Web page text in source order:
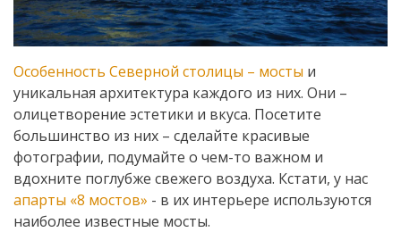
Особенность Северной столицы – мосты и
уникальная архитектура каждого из них. Они –
олицетворение эстетики и вкуса. Посетите
большинство из них – сделайте красивые
фотографии, подумайте о чем-то важном и
вдохните поглубже свежего воздуха. Кстати, у нас
апарты «8 мостов» - в их интерьере используются
наиболее известные мосты.